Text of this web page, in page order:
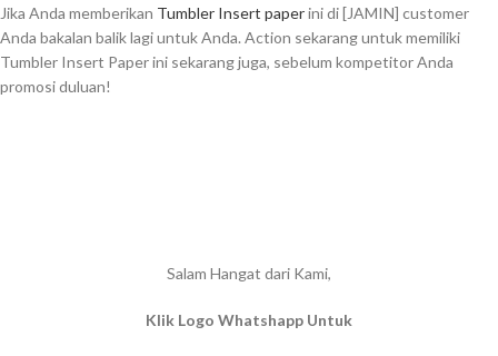
Jika Anda memberikan Tumbler Insert paperini di [JAMIN] customer
Anda bakalan balik lagi untuk Anda. Action sekarang untuk memiliki
Tumbler Insert Paper ini sekarang juga, sebelum kompetitor Anda
promosi duluan!
Salam Hangat dari Kami,
Klik Logo Whatshapp Untuk